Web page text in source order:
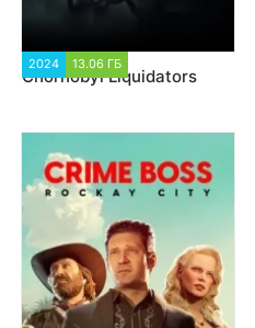
2024 13.06 ГБ
Chornobyl Liquidators